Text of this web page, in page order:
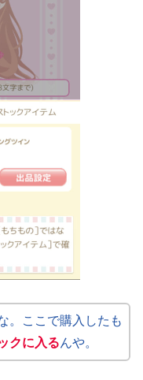
。ここで購入したも
クに入るんや。